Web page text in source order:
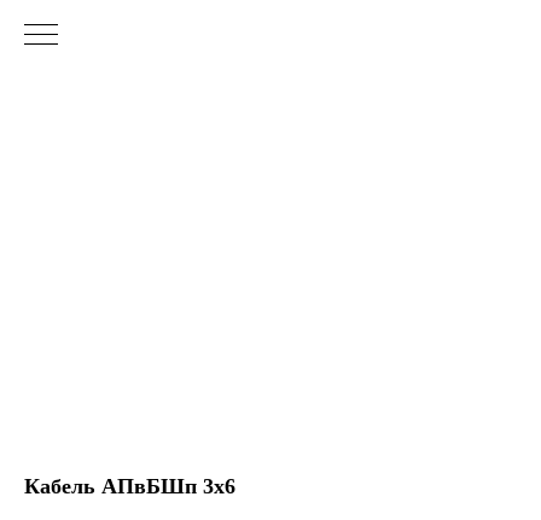
Кабель АПвБШп 3х6